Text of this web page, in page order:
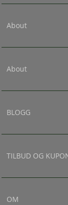
About
About
BLOGG
TILBUD OG
OM